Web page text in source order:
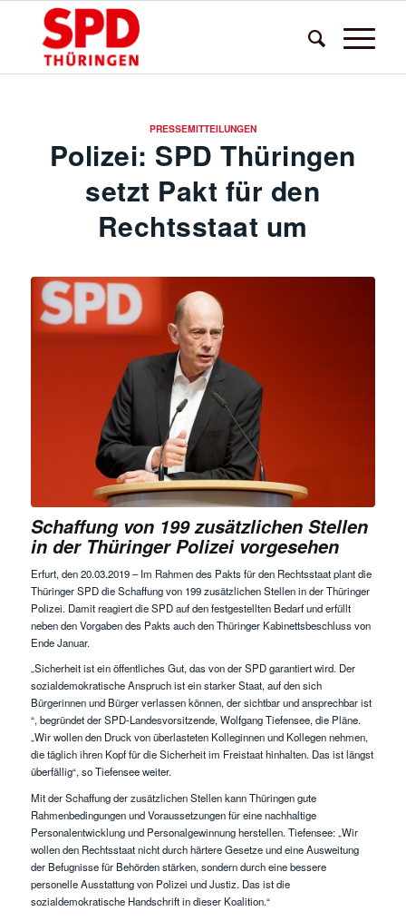
PRESSEMITTEILUNGEN
Polizei: SPD Thüringen
setzt Pakt für den
Rechtsstaat um
Schaffung von 199 zusätzlichen Stellen
in der Thüringer Polizei vorgesehen
Erfurt, den 20.03.2019 – Im Rahmen des Pakts für den Rechtsstaat plant die
Thüringer SPD die Schaffung von 199 zusätzlichen Stellen in der Thüringer
Polizei. Damit reagiert die SPD auf den festgestellten Bedarf und erfüllt
neben den Vorgaben des Pakts auch den Thüringer Kabinettsbeschluss von
Ende Januar.
„Sicherheit ist ein öffentliches Gut, das von der SPD garantiert wird. Der
sozialdemokratische Anspruch ist ein starker Staat, auf den sich
Bürgerinnen und Bürger verlassen können, der sichtbar und ansprechbar ist
“, begründet der SPD-Landesvorsitzende, Wolfgang Tiefensee, die Pläne.
„Wir wollen den Druck von überlasteten Kolleginnen und Kollegen nehmen,
die täglich ihren Kopf für die Sicherheit im Freistaat hinhalten. Das ist längst
überfällig“, so Tiefensee weiter.
Mit der Schaffung der zusätzlichen Stellen kann Thüringen gute
Rahmenbedingungen und Voraussetzungen für eine nachhaltige
Personalentwicklung und Personalgewinnung herstellen. Tiefensee: „Wir
wollen den Rechtsstaat nicht durch härtere Gesetze und eine Ausweitung
der Befugnisse für Behörden stärken, sondern durch eine bessere
personelle Ausstattung von Polizei und Justiz. Das ist die
sozialdemokratische Handschrift in dieser Koalition.“